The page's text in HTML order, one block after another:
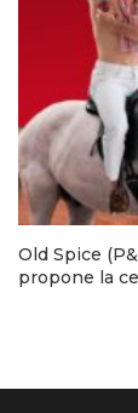
Old Spice
propone la